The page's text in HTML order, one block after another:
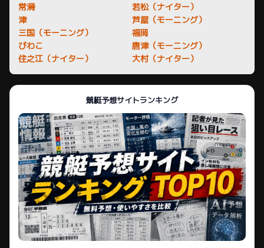
常滑
津
三国（モーニング）
びわこ
住之江（ナイター）
若松（ナイター）
芦屋（モーニング）
福岡
唐津（モーニング）
大村（ナイター）
競艇予想サイトランキング